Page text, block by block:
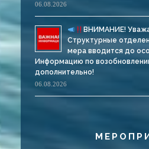
06.08.2026
ВНИМАНИЕ!
Структурные
мера вводится до
Информацию по
дополнительно!
06.08.2026